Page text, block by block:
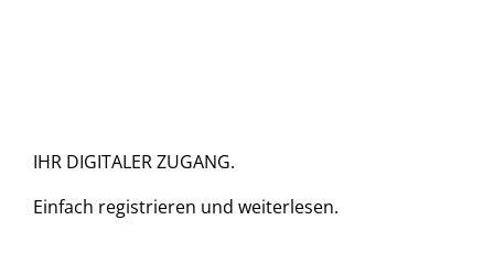
IHR DIGITALER ZUGANG.
Einfach registrieren und weiterlesen.